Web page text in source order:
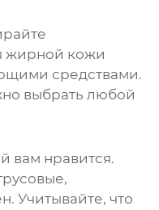
жирной кожи
средствами.
выбрать любой
вам нравится.
Учитывайте, что